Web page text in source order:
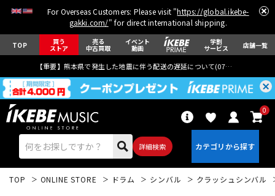
For Overseas Customers: Please visit "https://global.ikebe-
gakki.com/" for direct international shipping.
TOP 買う
ストア
売る
中古買取
イベント
動画
学割
サービス 店舗一覧
【重要】熊本県で発生した地震に伴う配送の遅延について(07月29日
詳細検索
0
TOP ONLINE STORE ドラム シンバル クラッシュシンバル